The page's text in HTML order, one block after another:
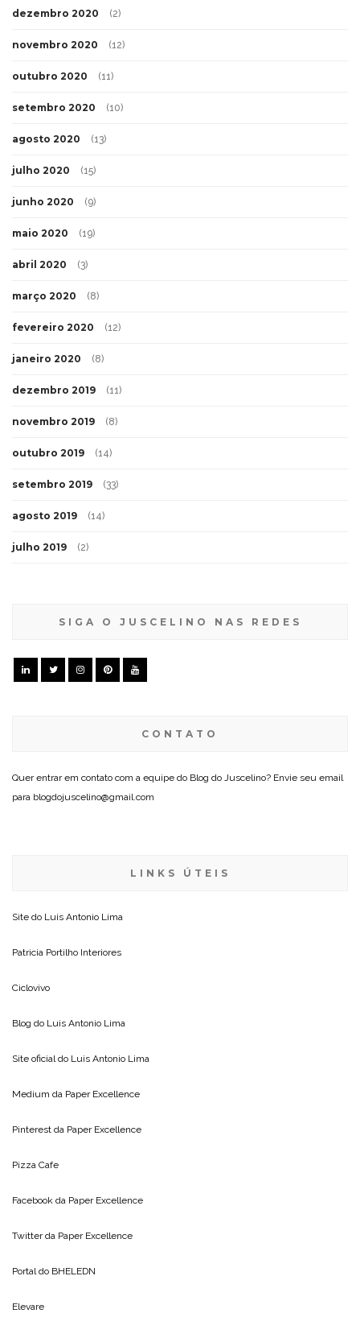
dezembro 2020 (2)
novembro 2020 (12)
outubro 2020 (11)
setembro 2020 (10)
agosto 2020 (13)
julho 2020 (15)
junho 2020 (9)
maio 2020 (19)
abril 2020 (3)
março 2020 (8)
fevereiro 2020 (12)
janeiro 2020 (8)
dezembro 2019 (11)
novembro 2019 (8)
outubro 2019 (14)
setembro 2019 (33)
agosto 2019 (14)
julho 2019 (2)
SIGA O JUSCELINO NAS REDES
CONTATO
Quer entrar em contato com a equipe do Blog do Juscelino? Envie seu email
para blogdojuscelino@gmail.com
LINKS ÚTEIS
Site do Luis Antonio Lima
Patricia Portilho Interiores
Ciclovivo
Blog do Luis Antonio Lima
Site oficial do Luis Antonio Lima
Medium da Paper Excellence
Pinterest da Paper Excellence
Pizza Cafe
Facebook da Paper Excellence
Twitter da Paper Excellence
Portal do BHELEDN
Elevare